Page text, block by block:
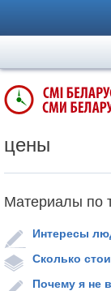
цены
Материалы по
Интересы
Сколько
Почему я не